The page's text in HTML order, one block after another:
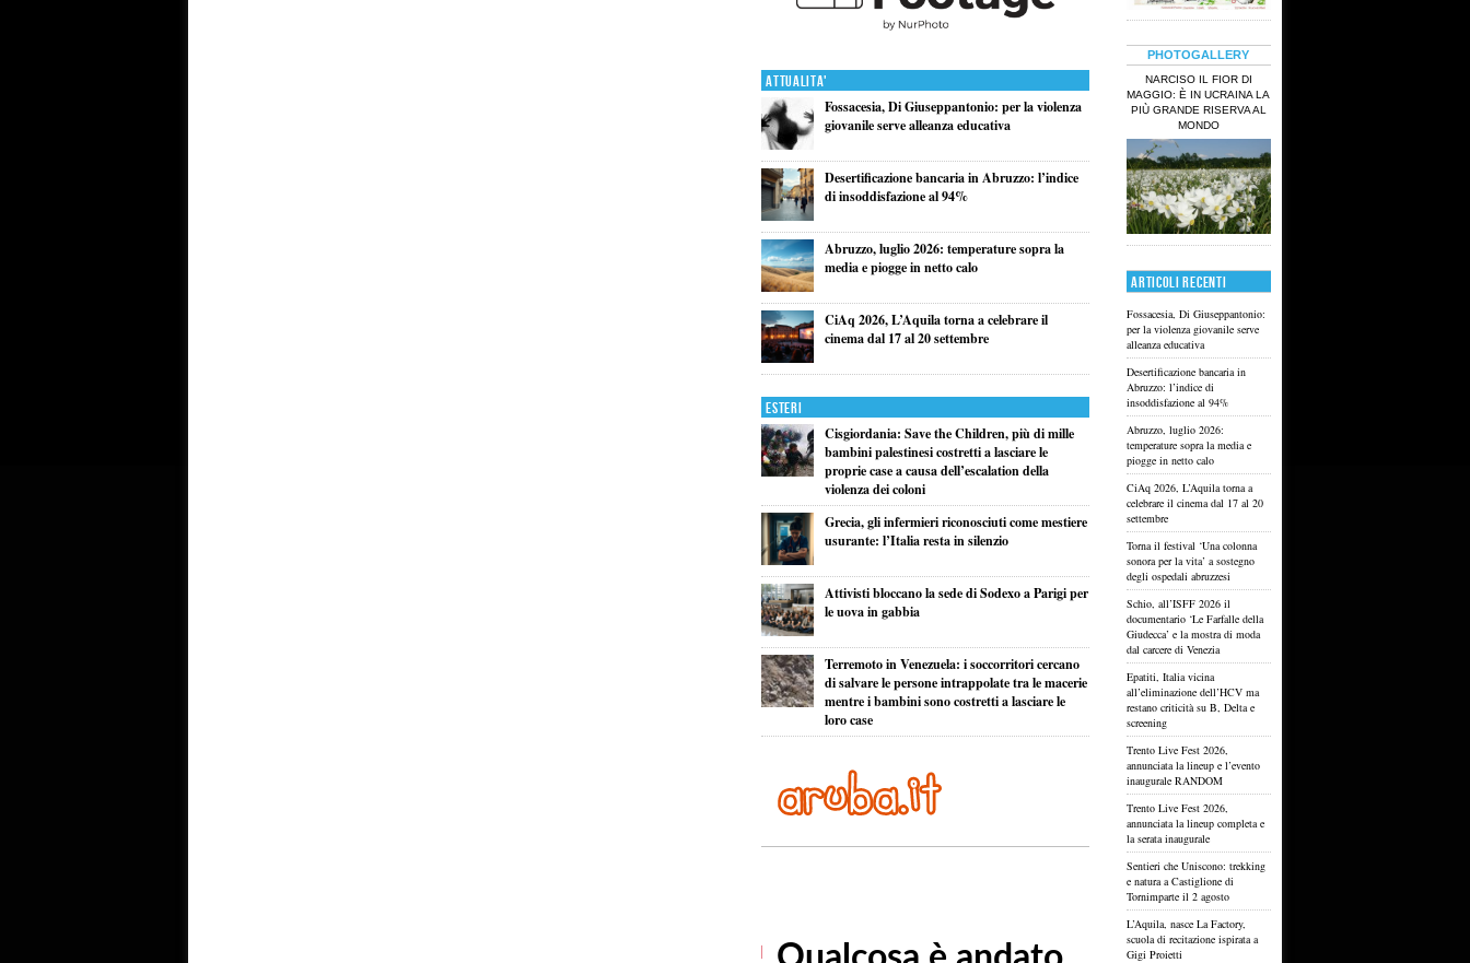
Attualita'
Fossacesia, Di Giuseppantonio: per la violenza
giovanile serve alleanza educativa
Desertificazione bancaria in Abruzzo: l’indice
di insoddisfazione al 94%
Abruzzo, luglio 2026: temperature sopra la
media e piogge in netto calo
CiAq 2026, L’Aquila torna a celebrare il
cinema dal 17 al 20 settembre
Esteri
Cisgiordania: Save the Children, più di mille
bambini palestinesi costretti a lasciare le
proprie case a causa dell’escalation della
violenza dei coloni
Grecia, gli infermieri riconosciuti come mestiere
usurante: l’Italia resta in silenzio
Attivisti bloccano la sede di Sodexo a Parigi per
le uova in gabbia
Terremoto in Venezuela: i soccorritori cercano
di salvare le persone intrappolate tra le macerie
mentre i bambini sono costretti a lasciare le
loro case
PHOTOGALLERY
NARCISO IL FIOR DI
MAGGIO: È IN UCRAINA LA
PIÙ GRANDE RISERVA AL
MONDO
ARTICOLI RECENTI
Fossacesia, Di Giuseppantonio:
per la violenza giovanile serve
alleanza educativa
Desertificazione bancaria in
Abruzzo: l’indice di
insoddisfazione al 94%
Abruzzo, luglio 2026:
temperature sopra la media e
piogge in netto calo
CiAq 2026, L’Aquila torna a
celebrare il cinema dal 17 al 20
settembre
Torna il festival ‘Una colonna
sonora per la vita’ a sostegno
degli ospedali abruzzesi
Schio, all’ISFF 2026 il
documentario ‘Le Farfalle della
Giudecca’ e la mostra di moda
dal carcere di Venezia
Epatiti, Italia vicina
all’eliminazione dell’HCV ma
restano criticità su B, Delta e
screening
Trento Live Fest 2026,
annunciata la lineup e l’evento
inaugurale RANDOM
Trento Live Fest 2026,
annunciata la lineup completa e
la serata inaugurale
Sentieri che Uniscono: trekking
e natura a Castiglione di
Tornimparte il 2 agosto
L’Aquila, nasce La Factory,
scuola di recitazione ispirata a
Gigi Proietti